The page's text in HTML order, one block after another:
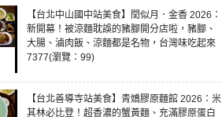
【台北中山國中站美食】閏似月．金香 2026：
新開幕！被涼麵耽誤的豬腳開分店啦，豬腳、
大腸、滷肉飯、涼麵都是名物，台灣味吃起來
7377(瀏覽：99)
【台北善導寺站美食】青嬌膠原麵館 2026：米
其林必比登！超香濃的蟹黃麵、充滿膠原蛋白